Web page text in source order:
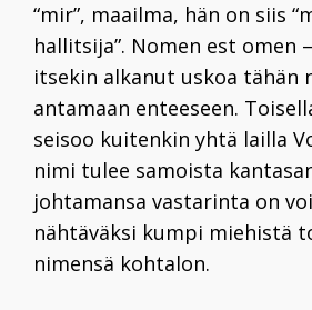
“mir”, maailma, hän on siis
hallitsija”. Nomen est omen
itsekin alkanut uskoa tähän
antamaan enteeseen.
seisoo kuitenkin yhtä lailla
nimi tulee samoista
johtamansa vastarinta on
nähtäväksi kumpi miehistä
nimensä kohtalon.